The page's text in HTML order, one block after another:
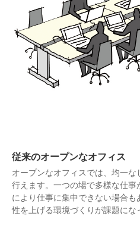
従来のオープンなオフィス
オープンなオフィスでは、均一
行えます。一つの場で多様な仕
により仕事に集中できない場合
性を上げる環境づくりが課題にな